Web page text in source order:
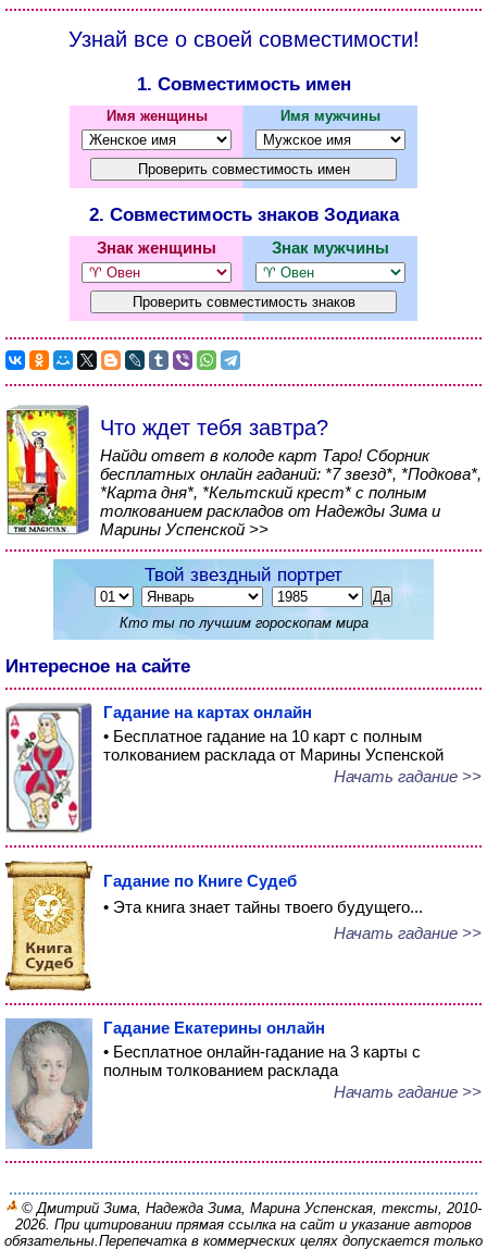
Узнай все о своей совместимости!
1. Совместимость имен
Имя женщины Имя мужчины
2. Совместимость знаков Зодиака
Знак женщины Знак мужчины
Что ждет тебя завтра?
Найди ответ в колоде карт Таро! Сборник
бесплатных онлайн гаданий: *7 звезд*, *Подкова*,
*Карта дня*, *Кельтский крест* с полным
толкованием раскладов от Надежды Зима и
Марины Успенской >>
Твой звездный портрет
Кто ты по лучшим гороскопам мира
Интересное на сайте
Гадание на картах онлайн
• Бесплатное гадание на 10 карт с полным
толкованием расклада от Марины Успенской
Начать гадание >>
Гадание по Книге Судеб
• Эта книга знает тайны твоего будущего...
Начать гадание >>
Гадание Екатерины онлайн
• Бесплатное онлайн-гадание на 3 карты с
полным толкованием расклада
Начать гадание >>
© Дмитрий Зима, Надежда Зима, Марина Успенская, тексты, 2010-
2026. При цитировании прямая ссылка на сайт и указание авторов
обязательны.Перепечатка в коммерческих целях допускается только